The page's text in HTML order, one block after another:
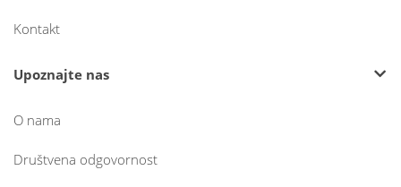
Kontakt
Upoznajte nas
O nama
Društvena odgovornost